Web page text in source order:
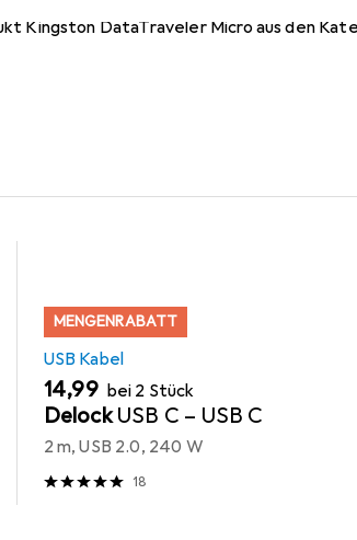
Kingston DataTraveler Micro aus den
MENGENRABATT
USB Kabel
EUR
14,99 bei 2 Stück
Delock USB C – USB C
2 m, USB 2.0, 240 W
18